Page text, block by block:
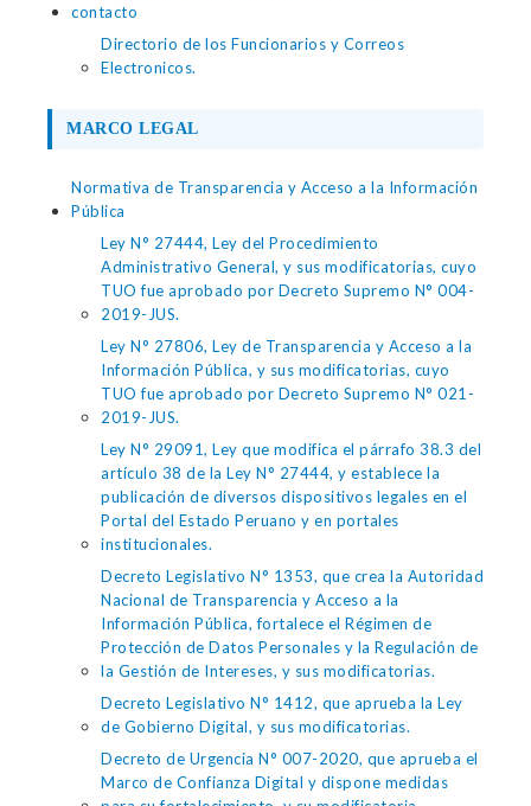
contacto
Directorio de los Funcionarios y Correos
Electronicos.
MARCO LEGAL
Normativa de Transparencia y Acceso a la Información
Pública
Ley N° 27444, Ley del Procedimiento
Administrativo General, y sus modificatorias, cuyo
TUO fue aprobado por Decreto Supremo N° 004-
2019-JUS.
Ley N° 27806, Ley de Transparencia y Acceso a la
Información Pública, y sus modificatorias, cuyo
TUO fue aprobado por Decreto Supremo N° 021-
2019-JUS.
Ley N° 29091, Ley que modifica el párrafo 38.3 del
artículo 38 de la Ley N° 27444, y establece la
publicación de diversos dispositivos legales en el
Portal del Estado Peruano y en portales
institucionales.
Decreto Legislativo N° 1353, que crea la Autoridad
Nacional de Transparencia y Acceso a la
Información Pública, fortalece el Régimen de
Protección de Datos Personales y la Regulación de
la Gestión de Intereses, y sus modificatorias.
Decreto Legislativo N° 1412, que aprueba la Ley
de Gobierno Digital, y sus modificatorias.
Decreto de Urgencia N° 007-2020, que aprueba el
Marco de Confianza Digital y dispone medidas